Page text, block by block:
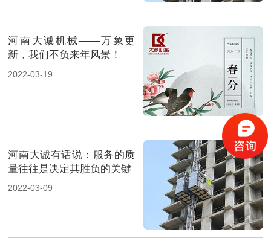
河南大诚机械——万象更
新，我们不负来年风景！
2022-03-19
河南大诚有话说：服务的质
量往往是决定其胜负的关键
2022-03-09